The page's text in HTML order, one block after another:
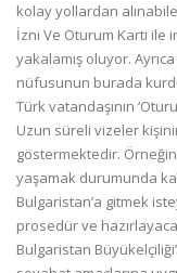
kolay yollardan
İzni Ve Oturum Kartı ile
yakalamış oluyor.
nüfusunun burada
Türk vatandaşının
Uzun süreli vizeler
göstermektedir.
yaşamak durumunda
Bulgaristan’a gitmek
prosedür ve
Bulgaristan